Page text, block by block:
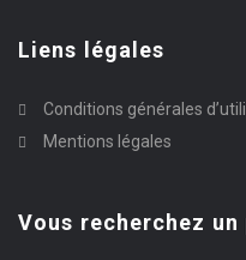
Liens légales
Conditions générales
Mentions légales
Vous recherchez